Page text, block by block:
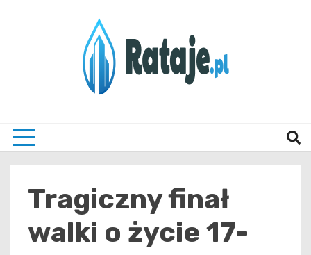
Tragiczny finał
walki o życie 17-